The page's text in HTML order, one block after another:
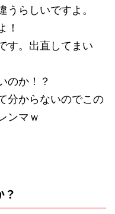
らしいですよ。
！
す。出直してまい
のか！？
分からないのでこの
ンマｗ